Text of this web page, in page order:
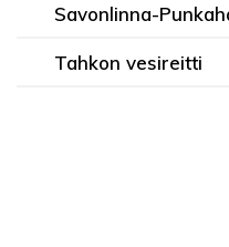
Savonlinna-
Tahkon vesireitti